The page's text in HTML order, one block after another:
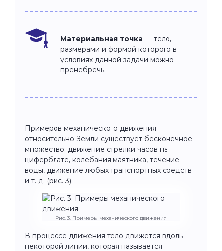
Материальная точка — тело,
размерами и формой которого в
условиях данной задачи можно
пренебречь.
Примеров механического движения
относительно Земли существует бесконечное
множество: движение стрелки часов на
циферблате, колебания маятника, течение
воды, движение любых транспортных средств
и т. д. (рис. 3).
Рис. 3. Примеры механического движения
В процессе движения тело движется вдоль
некоторой линии, которая называется